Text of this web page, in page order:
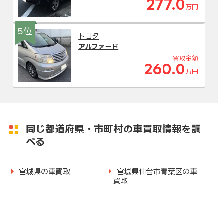
277.0 万円
5位
トヨタ
アルファード
買取金額
260.0 万円
同じ都道府県・市町村の車買取情報を調
べる
宮城県の車買取
宮城県仙台市青葉区の車
買取